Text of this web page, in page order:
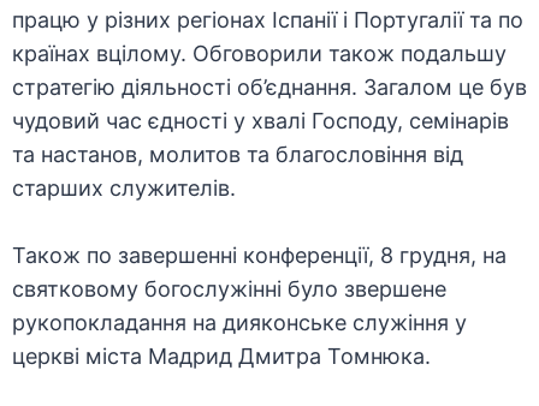
працю у різних регіонах Іспанії і Португалії та по
країнах вцілому. Обговорили також подальшу
стратегію діяльності об’єднання. Загалом це був
чудовий час єдності у хвалі Господу, семінарів
та настанов, молитов та благословіння від
старших служителів.
Також по завершенні конференції, 8 грудня, на
святковому богослужінні було звершене
рукопокладання на дияконське служіння у
церкві міста Мадрид Дмитра Томнюка.